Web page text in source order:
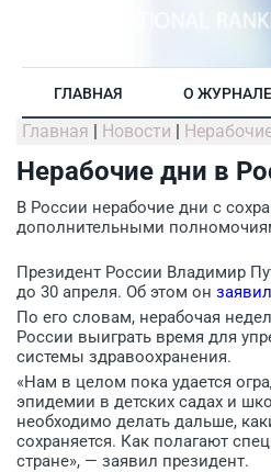
ГЛАВНАЯ О ЖУРНАЛЕ
Главная | Новости |
Нерабочие дни в
В России нерабочие дни с
дополнительными
Президент России Владимир
до 30 апреля. Об этом он заявил
По его словам, нерабочая
России выиграть время для
системы здравоохранения.
«Нам в целом пока удается
эпидемии в детских садах и
необходимо делать дальше,
сохраняется. Как полагают
стране», — заявил президент.